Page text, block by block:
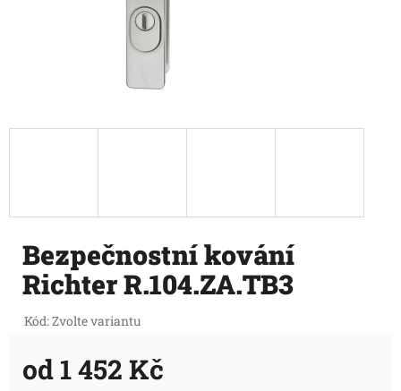
Bezpečnostní kování
Richter R.104.ZA.TB3
Kód:Zvolte variantu
od 1 452 Kč